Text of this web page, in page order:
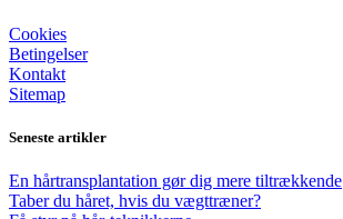
Cookies
Betingelser
Kontakt
Sitemap
Seneste artikler
En hårtransplantation gør dig mere tiltrækkende
Taber du håret, hvis du vægttræner?